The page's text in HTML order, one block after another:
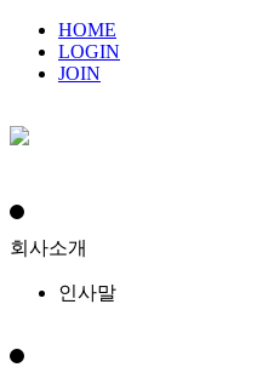
HOME
LOGIN
JOIN
회사소개
인사말